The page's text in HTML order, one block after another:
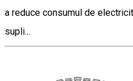
a reduce consumul de
supli...